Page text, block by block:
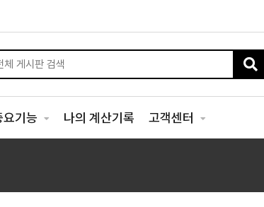
요기능 나의 계산기록 고객센터